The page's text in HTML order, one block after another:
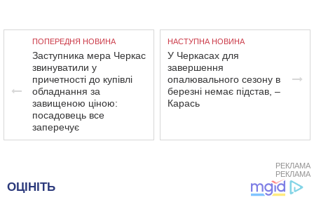
ПОПЕРЕДНЯ НОВИНА
Заступника мера Черкас
звинуватили у
причетності до купівлі
обладнання за
завищеною ціною:
посадовець все
заперечує
НАСТУПНА НОВИНА
У Черкасах для
завершення
опалювального сезону в
березні немає підстав, –
Карась
РЕКЛАМА
РЕКЛАМА